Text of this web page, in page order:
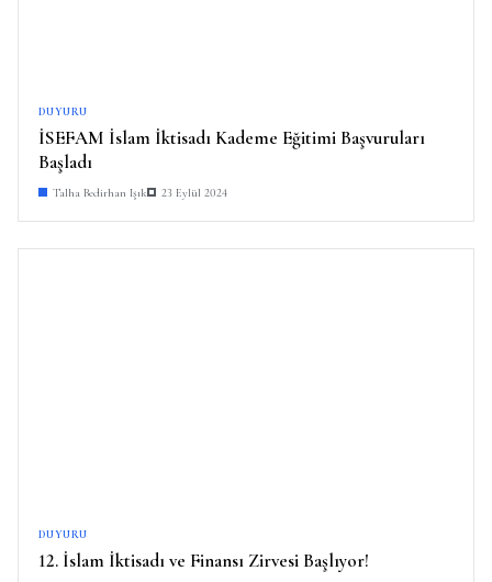
DUYURU
İSEFAM İslam İktisadı Kademe Eğitimi Başvuruları
Başladı
Talha Bedirhan Işık 23 Eylül 2024
DUYURU
12. İslam İktisadı ve Finansı Zirvesi Başlıyor!